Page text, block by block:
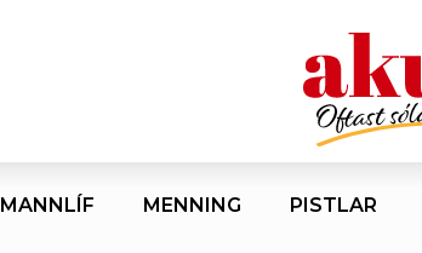
MANNLÍF MENNING PISTLAR